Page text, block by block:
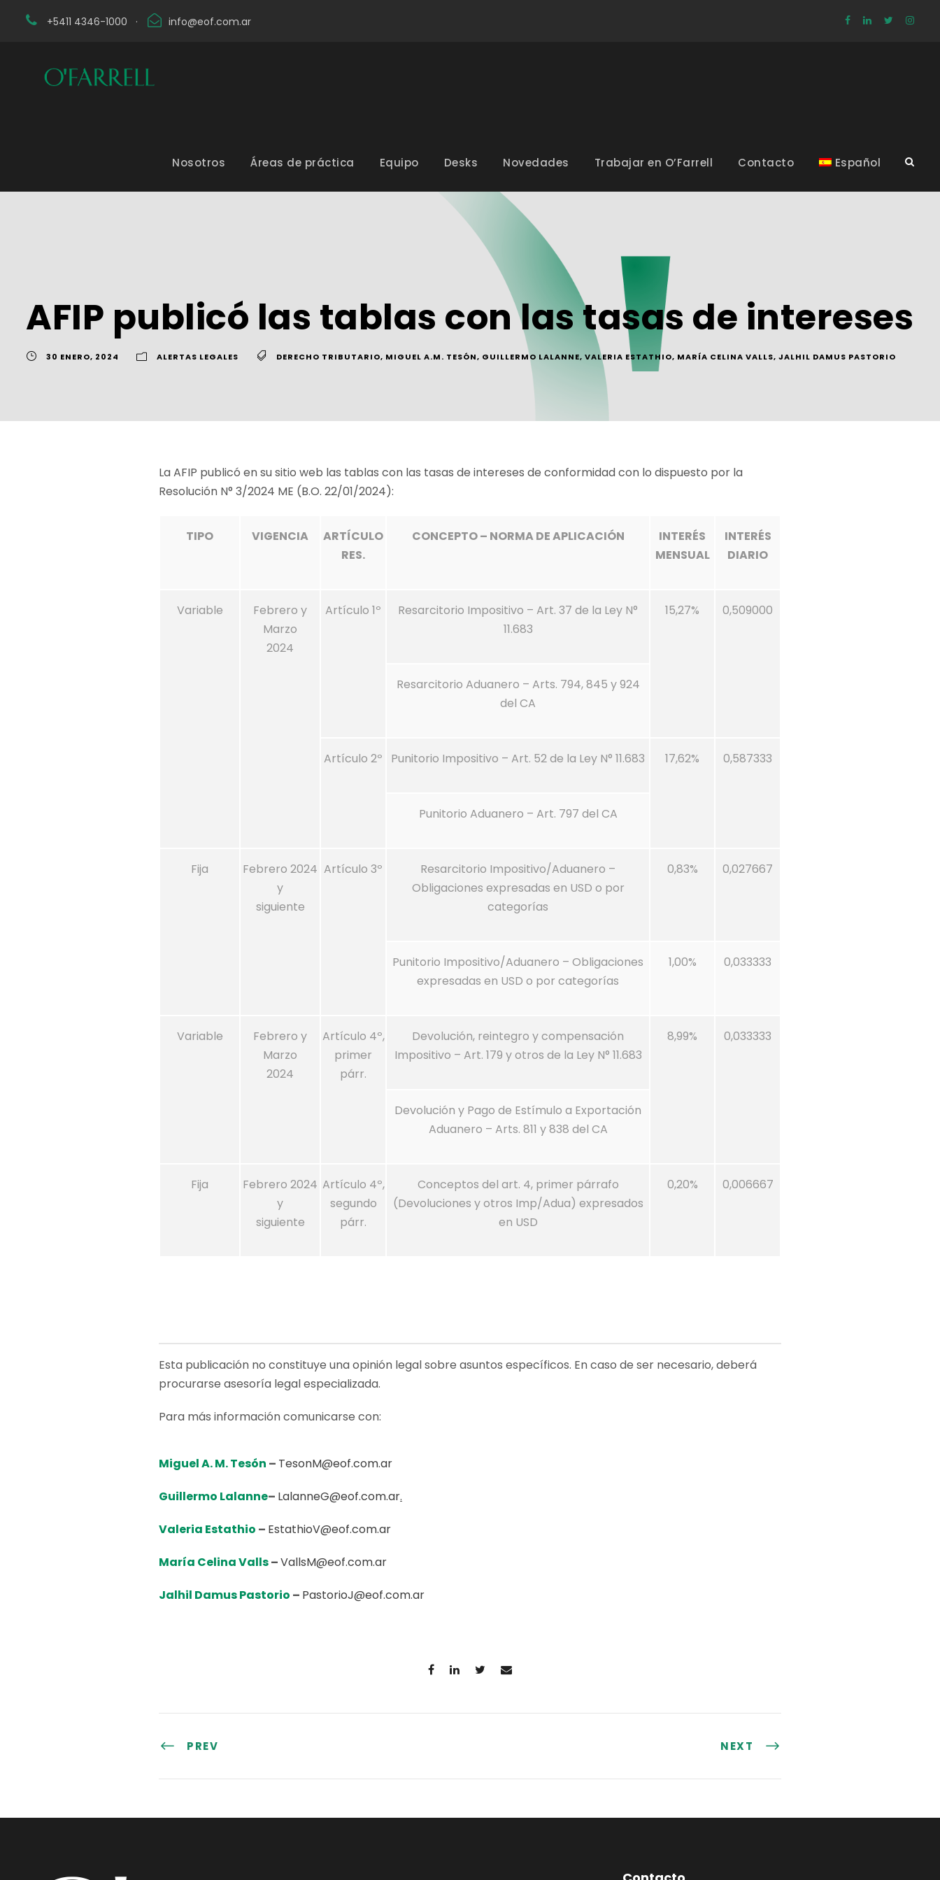
+5411 4346-1000 · info@eof.com.ar
Nosotros Áreas de práctica Equipo Desks Novedades Trabajar en O’Farrell Contacto Español
AFIP publicó las tablas con las tasas de intereses
30 ENERO, 2024 ALERTAS LEGALES DERECHO TRIBUTARIO, MIGUEL A.M. TESÓN, GUILLERMO LALANNE, VALERIA ESTATHIO, MARÍA CELINA VALLS, JALHIL DAMUS PASTORIO
La AFIP publicó en su sitio web las tablas con las tasas de intereses de conformidad con lo dispuesto por la
Resolución N° 3/2024 ME (B.O. 22/01/2024):
TIPO VIGENCIA
ARTÍCULO
RES.
CONCEPTO – NORMA DE APLICACIÓN
INTERÉS
MENSUAL
INTERÉS
DIARIO
Variable
Febrero y
Marzo
2024
Artículo 1º
Resarcitorio Impositivo – Art. 37 de la Ley N°
11.683
15,27% 0,509000
Resarcitorio Aduanero – Arts. 794, 845 y 924
del CA
Artículo 2º Punitorio Impositivo – Art. 52 de la Ley N° 11.683 17,62% 0,587333
Punitorio Aduanero – Art. 797 del CA
Fija
Febrero 2024
y
siguiente
Artículo 3º
Resarcitorio Impositivo/Aduanero –
Obligaciones expresadas en USD o por
categorías
0,83% 0,027667
Punitorio Impositivo/Aduanero – Obligaciones
expresadas en USD o por categorías
1,00% 0,033333
Variable
Febrero y
Marzo
2024
Artículo 4º,
primer
párr.
Devolución, reintegro y compensación
Impositivo – Art. 179 y otros de la Ley N° 11.683
8,99% 0,033333
Devolución y Pago de Estímulo a Exportación
Aduanero – Arts. 811 y 838 del CA
Fija
Febrero 2024
y
siguiente
Artículo 4º,
segundo
párr.
Conceptos del art. 4, primer párrafo
(Devoluciones y otros Imp/Adua) expresados
en USD
0,20% 0,006667
Esta publicación no constituye una opinión legal sobre asuntos específicos. En caso de ser necesario, deberá
procurarse asesoría legal especializada.
Para más información comunicarse con:
Miguel A. M. Tesón – TesonM@eof.com.ar
Guillermo Lalanne– LalanneG@eof.com.ar.
Valeria Estathio – EstathioV@eof.com.ar
María CelinaValls–VallsM@eof.com.ar
Jalhil Damus Pastorio – PastorioJ@eof.com.ar
PREV NEXT